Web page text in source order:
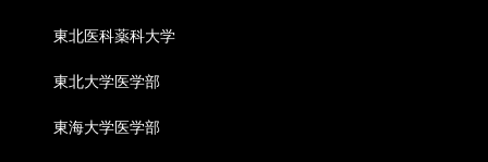
東北医科薬科大学
東北大学医学部
東海大学医学部